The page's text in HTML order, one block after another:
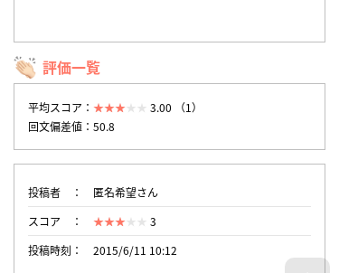
評価一覧
平均スコア：
3.00 （1）
回文偏差値：50.8
投稿者
匿名希望さん
スコア
3
投稿時刻
2015/6/11 10:12